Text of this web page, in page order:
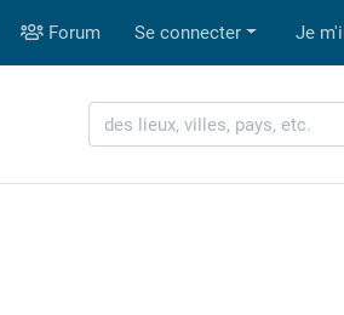
Forum Se connecter Je